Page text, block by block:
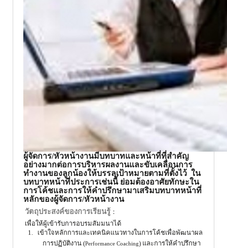
ผู้จัดการ/หัวหน้างานมีบทบาทและหน้าที่ที่สำคัญ
อย่างมากต่อการบริหารผลงานและขับเคลื่อนการ
ทำงานของลูกน้องให้บรรลุเป้าหมายตามที่ตั้งไว้ ใน
บทบาทหน้าที่ประการเช่นนี้ ย่อมต้องอาศัยทักษะใน
การโค้ชและการให้คำปรึกษามาเสริมบทบาทหน้าที่
หลักของผู้จัดการ/หัวหน้างาน
วัตถุประสงค์ของการเรียนรู้ :
เพื่อให้ผู้เข้ารับการอบรมสัมมนาได้
1.
เข้าใจหลักการและเทคนิคแนวทางในการโค้ชเพื่อพัฒนาผล
การปฏิบัติงาน (Performance Coaching) และการให้คำปรึกษา